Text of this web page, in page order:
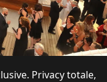
Privacy totale,